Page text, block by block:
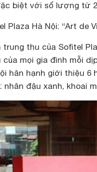
biệt với số lượng từ
Plaza Hà Nội: “Art de
trung thu của Sofitel
của mọi gia đình mỗi
hân hạnh giới thiệu
nhân đậu xanh, khoai